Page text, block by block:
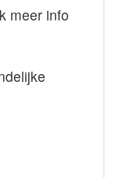
meer info